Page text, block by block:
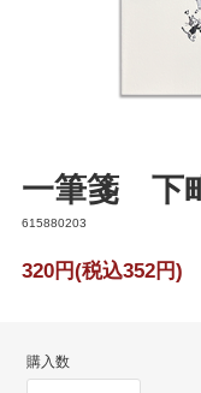
一筆箋 下
615880203
320円(税込352円)
購入数